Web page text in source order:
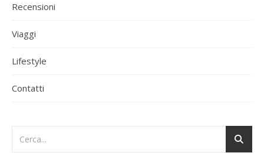
Recensioni
Viaggi
Lifestyle
Contatti